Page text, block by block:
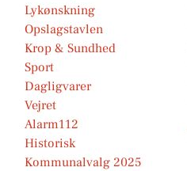
Lykønskning
Opslagstavlen
Krop & Sundhed
Sport
Dagligvarer
Vejret
Alarm112
Historisk
Kommunalvalg 2025